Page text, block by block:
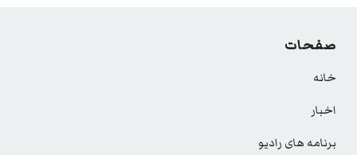
صفحات
خانه
اخبار
برنامه های رادیو